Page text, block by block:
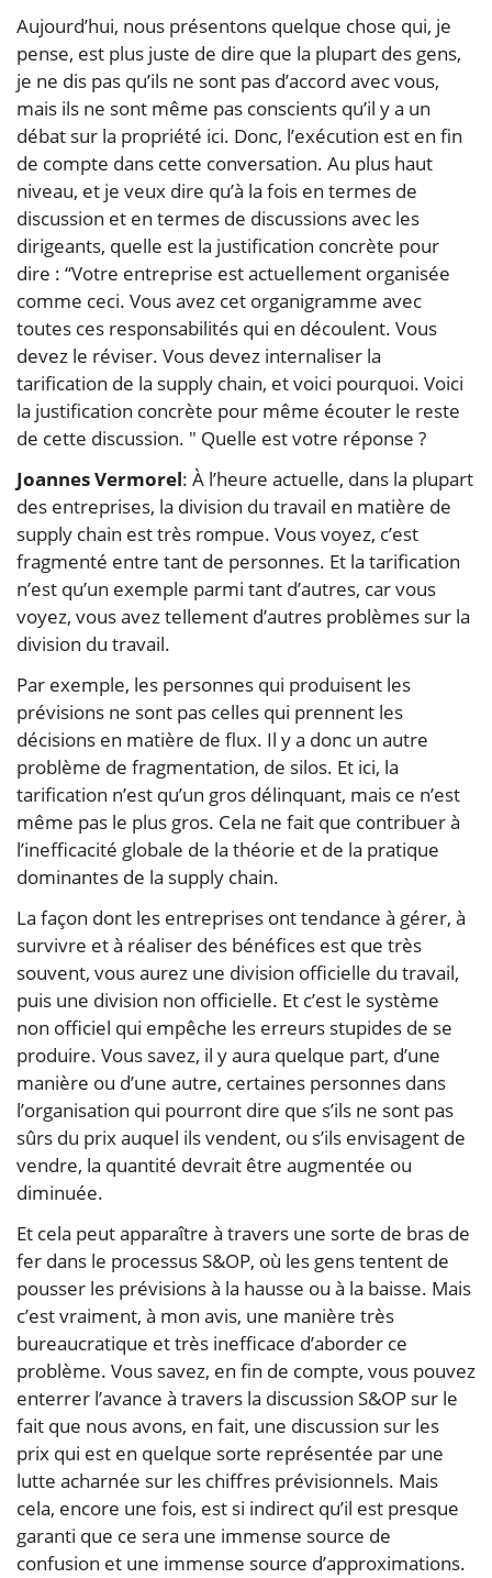
Aujourd’hui, nous présentons quelque chose qui, je
pense, est plus juste de dire que la plupart des gens,
je ne dis pas qu’ils ne sont pas d’accord avec vous,
mais ils ne sont même pas conscients qu’il y a un
débat sur la propriété ici. Donc, l’exécution est en fin
de compte dans cette conversation. Au plus haut
niveau, et je veux dire qu’à la fois en termes de
discussion et en termes de discussions avec les
dirigeants, quelle est la justification concrète pour
dire : “Votre entreprise est actuellement organisée
comme ceci. Vous avez cet organigramme avec
toutes ces responsabilités qui en découlent. Vous
devez le réviser. Vous devez internaliser la
tarification de la supply chain, et voici pourquoi. Voici
la justification concrète pour même écouter le reste
de cette discussion. " Quelle est votre réponse ?
Joannes Vermorel: À l’heure actuelle, dans la plupart
des entreprises, la division du travail en matière de
supply chain est très rompue. Vous voyez, c’est
fragmenté entre tant de personnes. Et la tarification
n’est qu’un exemple parmi tant d’autres, car vous
voyez, vous avez tellement d’autres problèmes sur la
division du travail.
Par exemple, les personnes qui produisent les
prévisions ne sont pas celles qui prennent les
décisions en matière de flux. Il y a donc un autre
problème de fragmentation, de silos. Et ici, la
tarification n’est qu’un gros délinquant, mais ce n’est
même pas le plus gros. Cela ne fait que contribuer à
l’inefficacité globale de la théorie et de la pratique
dominantes de la supply chain.
La façon dont les entreprises ont tendance à gérer, à
survivre et à réaliser des bénéfices est que très
souvent, vous aurez une division officielle du travail,
puis une division non officielle. Et c’est le système
non officiel qui empêche les erreurs stupides de se
produire. Vous savez, il y aura quelque part, d’une
manière ou d’une autre, certaines personnes dans
l’organisation qui pourront dire que s’ils ne sont pas
sûrs du prix auquel ils vendent, ou s’ils envisagent de
vendre, la quantité devrait être augmentée ou
diminuée.
Et cela peut apparaître à travers une sorte de bras de
fer dans le processus S&OP, où les gens tentent de
pousser les prévisions à la hausse ou à la baisse. Mais
c’est vraiment, à mon avis, une manière très
bureaucratique et très inefficace d’aborder ce
problème. Vous savez, en fin de compte, vous pouvez
enterrer l’avance à travers la discussion S&OP sur le
fait que nous avons, en fait, une discussion sur les
prix qui est en quelque sorte représentée par une
lutte acharnée sur les chiffres prévisionnels. Mais
cela, encore une fois, est si indirect qu’il est presque
garanti que ce sera une immense source de
confusion et une immense source d’approximations.